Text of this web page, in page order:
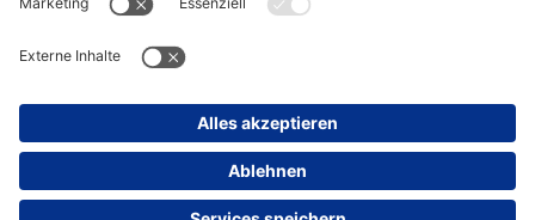
Professional
Datenschutz